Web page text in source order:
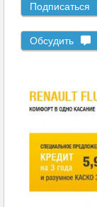
Подписаться
Обсудить